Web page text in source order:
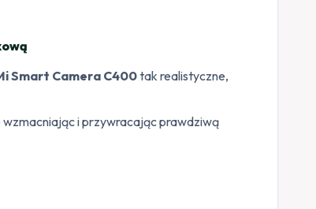
Smart Camera C400tak realistyczne,
wzmacniając i przywracając prawdziwą